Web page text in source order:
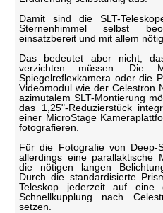
Damit sind die SLT-
Sternenhimmel selbst
einsatzbereit und mit allem
Das bedeutet aber nicht,
verzichten müssen: Die
Spiegelreflexkamera oder die
Videomodul wie der Celestron
azimutalem SLT-Montierung
das 1,25"-Reduzierstück
einer MicroStage
fotografieren.
Für die Fotografie von Deep-
allerdings eine parallaktische
die nötigen langen
Durch die standardisierte
Teleskop jederzeit auf eine
Schnellkupplung nach
setzen.